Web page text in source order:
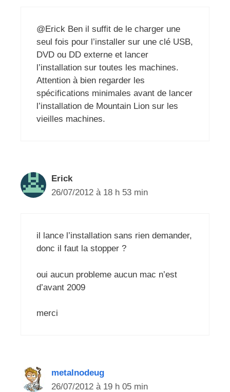
@Erick Ben il suffit de le charger une
seul fois pour l’installer sur une clé USB,
DVD ou DD externe et lancer
l’installation sur toutes les machines.
Attention à bien regarder les
spécifications minimales avant de lancer
l’installation de Mountain Lion sur les
vieilles machines.
Erick
26/07/2012 à 18 h 53 min
il lance l’installation sans rien demander,
donc il faut la stopper ?
oui aucun probleme aucun mac n’est
d’avant 2009
merci
metalnodeug
26/07/2012 à 19 h 05 min